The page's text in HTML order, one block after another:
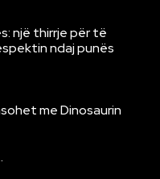
një thirrje për të
ndaj punës
me Dinosaurin